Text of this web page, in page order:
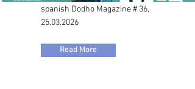
spanish Dodho Magazine # 36,
25.03.2026
Read More